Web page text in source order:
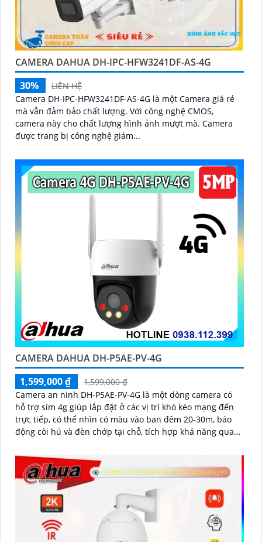
CAMERA DAHUA DH-IPC-HFW3241DF-AS-4G
30%
LIÊN HỆ
Camera DH-IPC-HFW3241DF-AS-4G là một Camera giá rẻ
mà vẫn đảm bảo chất lượng. Với công nghệ CMOS,
camera này cho chất lượng hình ảnh mượt mà. Camera
được trang bị công nghệ giám...
CAMERA DAHUA DH-P5AE-PV-4G
1,599,000 ₫
1,599,000 ₫
Camera an ninh DH-P5AE-PV-4G là một dòng camera có
hỗ trợ sim 4g giúp lắp đặt ở các vị trí khó kéo mạng đến
trực tiếp, có thể nhìn có màu vào ban đêm 20-30m, báo
động còi hú và đèn chớp tại chỗ, tích hợp khả năng quay